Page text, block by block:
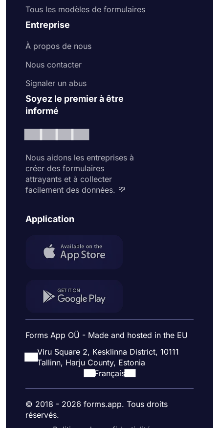
Tous les modèles de formulaires
Entreprise
À propos de nous
Nous contacter
Signaler un abus
Soyez le premier à être
informé
Nous aidons les entreprises à
créer des formulaires
attrayants et à collecter
facilement des données. 💜
Application
Forms App OÜ - Made and hosted in the EU
Viru Square 2, Kesklinna District, 10111
Tallinn, Harju County, Estonia
Français
© 2018 - 2026 forms.app. Tous droits
réservés.